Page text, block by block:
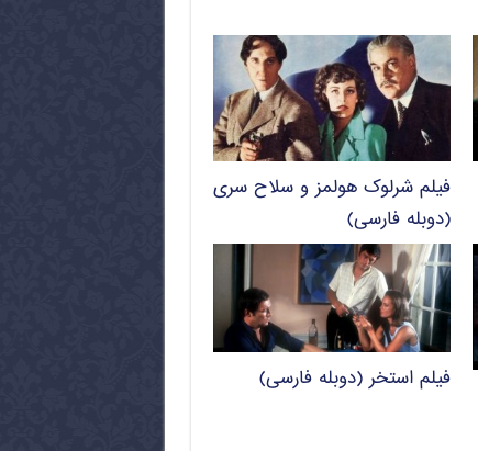
فیلم شرلوک هولمز و سلاح سری
(دوبله فارسی)
فیلم استخر (دوبله فارسی)